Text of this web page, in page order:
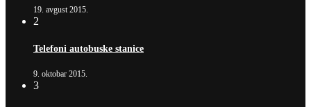
19. avgust 2015.
2
Telefoni autobuske stanice
9. oktobar 2015.
3